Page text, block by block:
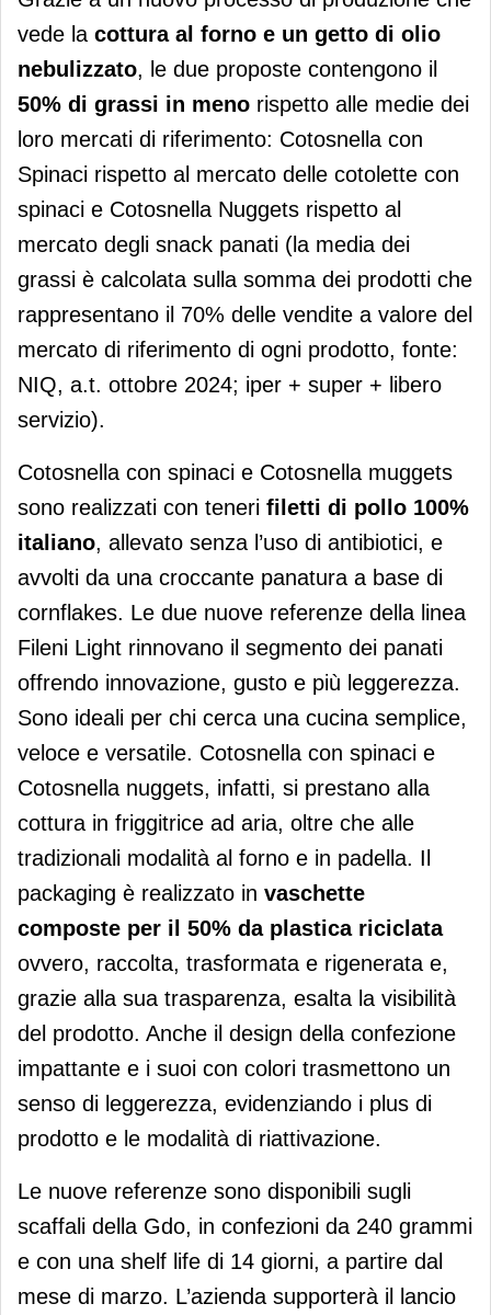
vede la cottura al forno e un getto di olio
nebulizzato, le due proposte contengono il
50% di grassi in meno rispetto alle medie dei
loro mercati di riferimento: Cotosnella con
Spinaci rispetto al mercato delle cotolette con
spinaci e Cotosnella Nuggets rispetto al
mercato degli snack panati (la media dei
grassi è calcolata sulla somma dei prodotti che
rappresentano il 70% delle vendite a valore del
mercato di riferimento di ogni prodotto, fonte:
NIQ, a.t. ottobre 2024; iper + super + libero
servizio).
Cotosnella con spinaci e Cotosnella muggets
sono realizzati con teneri filetti di pollo 100%
italiano, allevato senza l’uso di antibiotici, e
avvolti da una croccante panatura a base di
cornflakes. Le due nuove referenze della linea
Fileni Light rinnovano il segmento dei panati
offrendo innovazione, gusto e più leggerezza.
Sono ideali per chi cerca una cucina semplice,
veloce e versatile. Cotosnella con spinaci e
Cotosnella nuggets, infatti, si prestano alla
cottura in friggitrice ad aria, oltre che alle
tradizionali modalità al forno e in padella. Il
packaging è realizzato in vaschette
composte per il 50% da plastica riciclata
ovvero, raccolta, trasformata e rigenerata e,
grazie alla sua trasparenza, esalta la visibilità
del prodotto. Anche il design della confezione
impattante e i suoi con colori trasmettono un
senso di leggerezza, evidenziando i plus di
prodotto e le modalità di riattivazione.
Le nuove referenze sono disponibili sugli
scaffali della Gdo, in confezioni da 240 grammi
e con una shelf life di 14 giorni, a partire dal
mese di marzo. L’azienda supporterà il lancio